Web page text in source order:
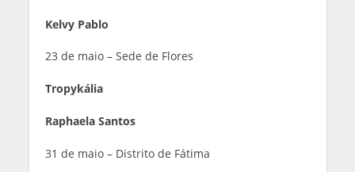
Kelvy Pablo
23 de maio – Sede de Flores
Tropykália
Raphaela Santos
31 de maio – Distrito de Fátima